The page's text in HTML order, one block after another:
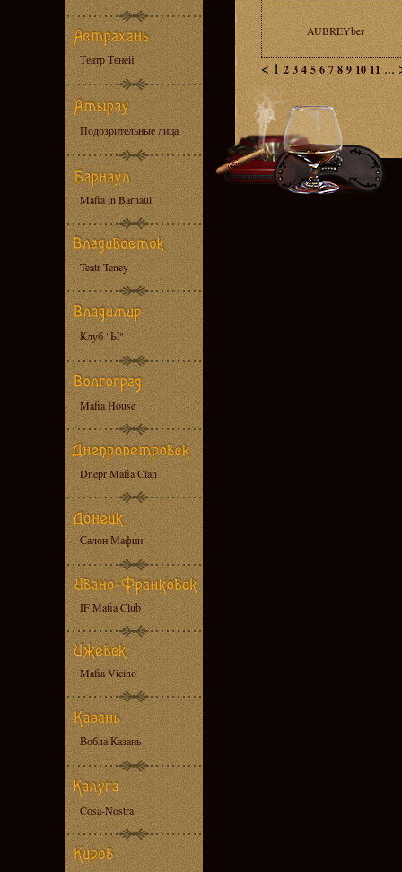
Театр Теней
Подозрительные лица
Mafia in Barnaul
Teatr Teney
Клуб "Ы"
Mafia House
Dnepr Mafia Clan
Салон Мафии
IF Mafia Club
Mafia Vicino
Вобла Казань
Cosa-Nostra
AUBREYber
< 1 2 3 4 5 6 7 8 9 10 11 ...